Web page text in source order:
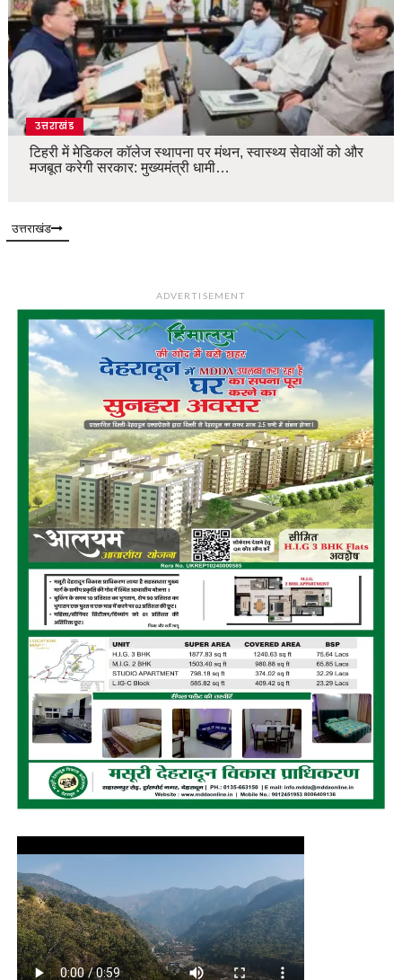
उत्तराखंड
टिहरी में मेडिकल कॉलेज स्थापना पर मंथन, स्वास्थ्य सेवाओं को और
मजबूत करेगी सरकार: मुख्यमंत्री धामी…
उत्तराखंड
ADVERTISEMENT